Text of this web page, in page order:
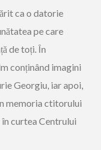
ca o datorie
pe care
de toți. În
conținând imagini
Georgiu, iar apoi,
memoria ctitorului
curtea Centrului